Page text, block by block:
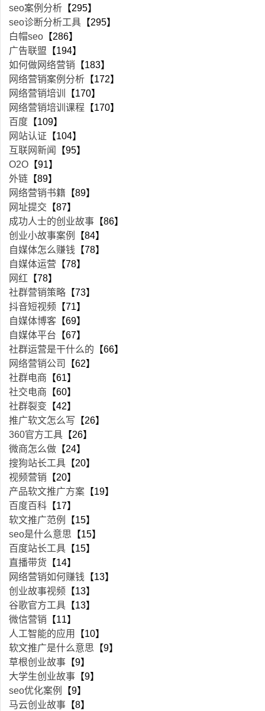
seo案例分析 【295】
seo诊断分析工具 【295】
白帽seo 【286】
广告联盟 【194】
如何做网络营销 【183】
网络营销案例分析 【172】
网络营销培训
【170】
网络营销培训课程 【170】
百度 【109】
网站认证 【104】
互联网新闻
【95】
O2O 【91】
外链 【89】
网络营销书籍 【89】
网址提交 【87】
成功人士的创业故事 【86】
创业小故事案例
【84】
自媒体怎么赚钱 【78】
自媒体运营 【78】
网红 【78】
社群营销策略 【73】
抖音短视频 【71】
自媒体博客 【69】
自媒体平台 【67】
社群运营是干什么的 【66】
网络营销公司
【62】
社群电商 【61】
社交电商 【60】
社群裂变 【42】
推广软文怎么写 【26】
360官方工具 【26】
微商怎么做 【24】
搜狗站长工具 【20】
视频营销 【20】
产品软文推广方案 【19】
百度百科 【17】
软文推广范例
【15】
seo是什么意思 【15】
百度站长工具 【15】
直播带货 【14】
网络营销如何赚钱 【13】
创业故事视频 【13】
谷歌官方工具 【13】
微信营销 【11】
人工智能的应用
【10】
软文推广是什么意思 【9】
草根创业故事 【9】
大学生创业故事 【9】
seo优化案例
【9】
马云创业故事 【8】